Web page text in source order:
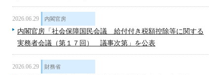
2026.06.29 内閣官房
内閣官房「社会保障国民会議 給付付き税額控除等に関する
実務者会議（第１７回） 議事次第」を公表
2026.06.29 財務省